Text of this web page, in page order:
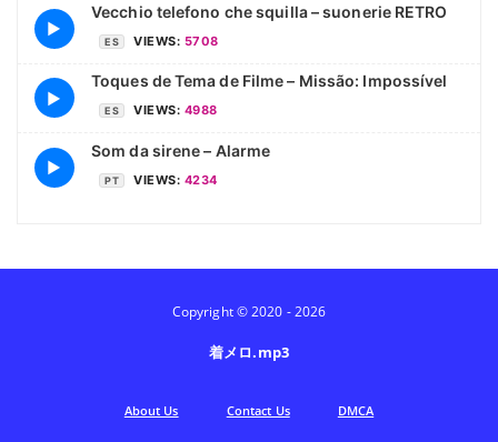
▶
Vecchio telefono che squilla – suonerie RETRO
ES VIEWS: 5708
▶
Toques de Tema de Filme – Missão: Impossível
ES VIEWS: 4988
▶
Som da sirene – Alarme
PT VIEWS: 4234
Copyright © 2020 - 2026
着メロ.mp3
Аbout Us Contact Us DMCA